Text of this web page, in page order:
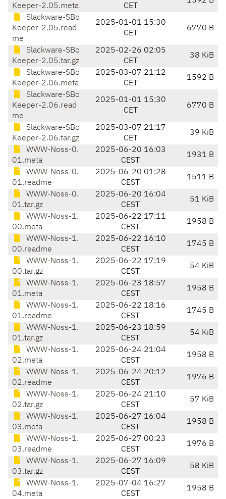
Keeper-2.05.meta CET
Slackware-SBo
Keeper-2.05.read
me
2025-01-01 15:30
CET
6770 B
Slackware-SBo
Keeper-2.05.tar.gz
2025-02-26 02:05
CET
38 KiB
Slackware-SBo
Keeper-2.06.meta
2025-03-07 21:12
CET
1592 B
Slackware-SBo
Keeper-2.06.read
me
2025-01-01 15:30
CET
6770 B
Slackware-SBo
Keeper-2.06.tar.gz
2025-03-07 21:17
CET
39 KiB
WWW-Noss-0.
01.meta
2025-06-20 16:03
CEST
1931 B
WWW-Noss-0.
01.readme
2025-06-20 01:28
CEST
1511 B
WWW-Noss-0.
01.tar.gz
2025-06-20 16:04
CEST
51 KiB
WWW-Noss-1.
00.meta
2025-06-22 17:11
CEST
1958 B
WWW-Noss-1.
00.readme
2025-06-22 16:10
CEST
1745 B
WWW-Noss-1.
00.tar.gz
2025-06-22 17:19
CEST
54 KiB
WWW-Noss-1.
01.meta
2025-06-23 18:57
CEST
1958 B
WWW-Noss-1.
01.readme
2025-06-22 18:16
CEST
1745 B
WWW-Noss-1.
01.tar.gz
2025-06-23 18:59
CEST
54 KiB
WWW-Noss-1.
02.meta
2025-06-24 21:04
CEST
1958 B
WWW-Noss-1.
02.readme
2025-06-24 20:12
CEST
1976 B
WWW-Noss-1.
02.tar.gz
2025-06-24 21:10
CEST
57 KiB
WWW-Noss-1.
03.meta
2025-06-27 16:04
CEST
1958 B
WWW-Noss-1.
03.readme
2025-06-27 00:23
CEST
1976 B
WWW-Noss-1.
03.tar.gz
2025-06-27 16:09
CEST
58 KiB
WWW-Noss-1.
04.meta
2025-07-04 16:27
CEST
1958 B